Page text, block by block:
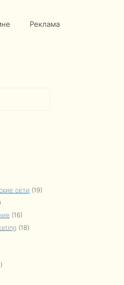
Реклама
сети (19)
(16)
(18)